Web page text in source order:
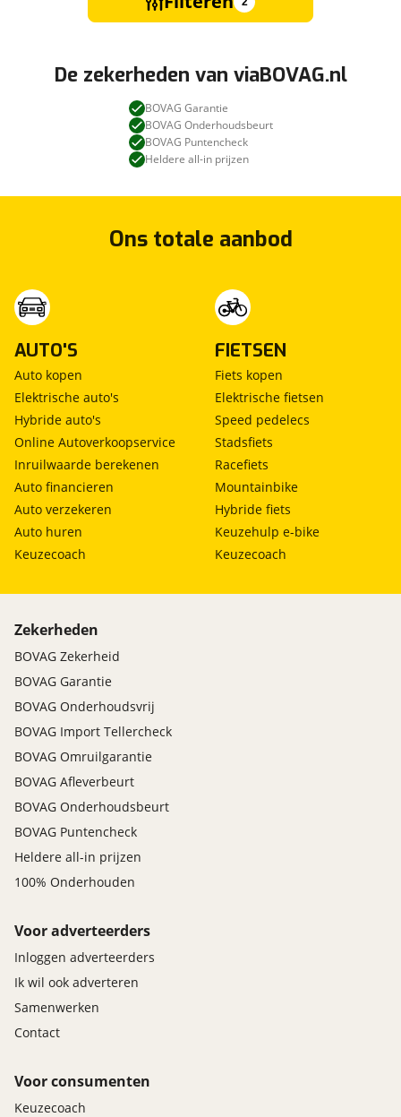
De zekerheden van viaBOVAG.nl
BOVAG Garantie
BOVAG Onderhoudsbeurt
BOVAG Puntencheck
Heldere all-in prijzen
Ons totale aanbod
AUTO'S
Auto kopen
Elektrische auto's
Hybride auto's
Online Autoverkoopservice
Inruilwaarde berekenen
Auto financieren
Auto verzekeren
Auto huren
Keuzecoach
FIETSEN
Fiets kopen
Elektrische fietsen
Speed pedelecs
Stadsfiets
Racefiets
Mountainbike
Hybride fiets
Keuzehulp e-bike
Keuzecoach
Zekerheden
BOVAG Zekerheid
BOVAG Garantie
BOVAG Onderhoudsvrij
BOVAG Import Tellercheck
BOVAG Omruilgarantie
BOVAG Afleverbeurt
BOVAG Onderhoudsbeurt
BOVAG Puntencheck
Heldere all-in prijzen
100% Onderhouden
Voor adverteerders
Inloggen adverteerders
Ik wil ook adverteren
Samenwerken
Contact
Voor consumenten
Keuzecoach